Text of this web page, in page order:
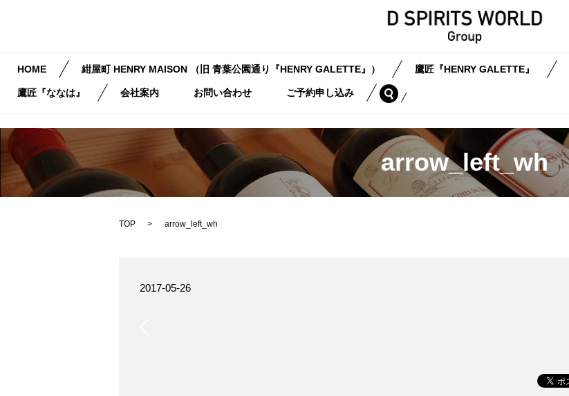
HOME 紺屋町 HENRY MAISON （旧 青葉公園通り『HENRY GALETTE』） 鷹匠『HENRY GALETTE』
鷹匠『ななは』 会社案内 お問い合わせ ご予約申し込み search
arrow_left_wh
TOP arrow_left_wh
2017-05-26